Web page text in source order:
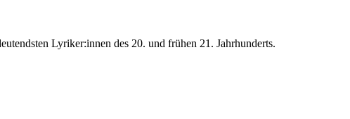
Lyriker:innen des 20. und frühen 21. Jahrhunderts.